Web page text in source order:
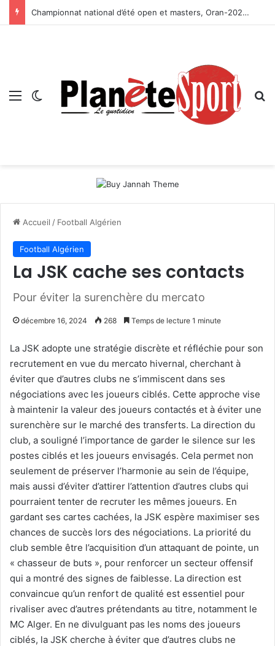
Championnat national d’été open et masters, Oran-2026 — Le CRB s’adjuge le titre
Menu Switch skin
Accueil / Football Algérien
Football Algérien
La JSK cache ses contacts
Pour éviter la surenchère du mercato
décembre 16, 2024 268 Temps de lecture 1 minute
La JSK adopte une stratégie discrète et réfléchie pour son
recrutement en vue du mercato hivernal, cherchant à
éviter que d’autres clubs ne s’immiscent dans ses
négociations avec les joueurs ciblés. Cette approche vise
à maintenir la valeur des joueurs contactés et à éviter une
surenchère sur le marché des transferts. La direction du
club, a souligné l’importance de garder le silence sur les
postes ciblés et les joueurs envisagés. Cela permet non
seulement de préserver l’harmonie au sein de l’équipe,
mais aussi d’éviter d’attirer l’attention d’autres clubs qui
pourraient tenter de recruter les mêmes joueurs. En
gardant ses cartes cachées, la JSK espère maximiser ses
chances de succès lors des négociations. La priorité du
club semble être l’acquisition d’un attaquant de pointe, un
« chasseur de buts », pour renforcer un secteur offensif
qui a montré des signes de faiblesse. La direction est
convaincue qu’un renfort de qualité est essentiel pour
rivaliser avec d’autres prétendants au titre, notamment le
MC Alger. En ne divulguant pas les noms des joueurs
ciblés, la JSK cherche à éviter que d’autres clubs ne